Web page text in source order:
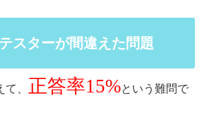
スターが間違えた問題
、 正答率15%という難問で